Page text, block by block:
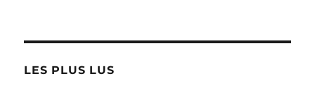
LES PLUS LUS